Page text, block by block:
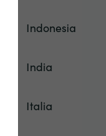
Indonesia
India
Italia